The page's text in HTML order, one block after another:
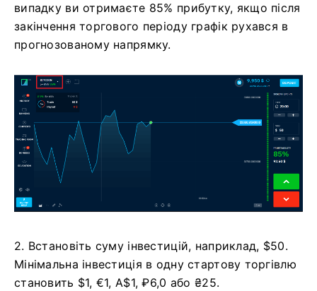
випадку ви отримаєте 85% прибутку, якщо після
закінчення торгового періоду графік рухався в
прогнозованому напрямку.
2. Встановіть суму інвестицій, наприклад, $50.
Мінімальна інвестиція в одну стартову торгівлю
становить $1, €1, A$1, ₽6,0 або ₴25.